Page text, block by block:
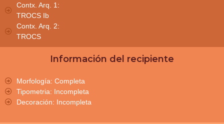
Contx. Arq. 1:
TROCS Ib
Contx. Arq. 2:
TROCS
Información del recipiente
Morfología: Completa
Tipometria: Incompleta
Decoración: Incompleta